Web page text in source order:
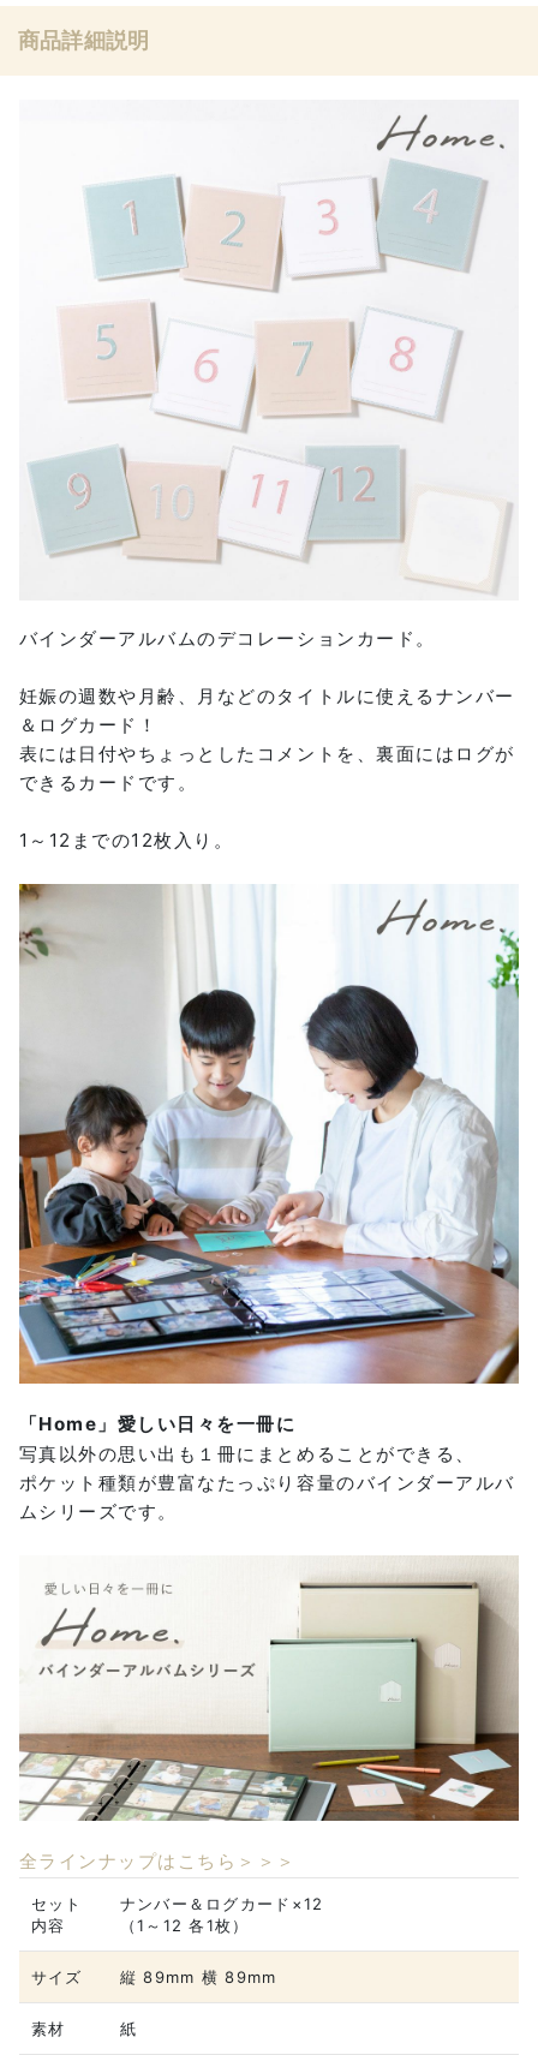
商品詳細説明
バインダーアルバムのデコレーションカード。
妊娠の週数や月齢、月などのタイトルに使えるナンバー
＆ログカード！
表には日付やちょっとしたコメントを、裏面にはログが
できるカードです。
1～12までの12枚入り。
「Home」愛しい日々を一冊に
写真以外の思い出も１冊にまとめることができる、
ポケット種類が豊富なたっぷり容量のバインダーアルバ
ムシリーズです。
全ラインナップはこちら＞＞＞
セット
内容
ナンバー＆ログカード×12
（1～12 各1枚）
サイズ 縦 89mm 横 89mm
素材 紙